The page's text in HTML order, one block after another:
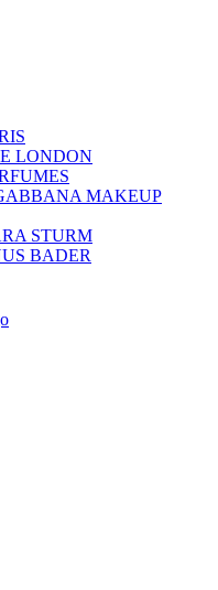
LONDON
MAKEUP
STURM
BADER